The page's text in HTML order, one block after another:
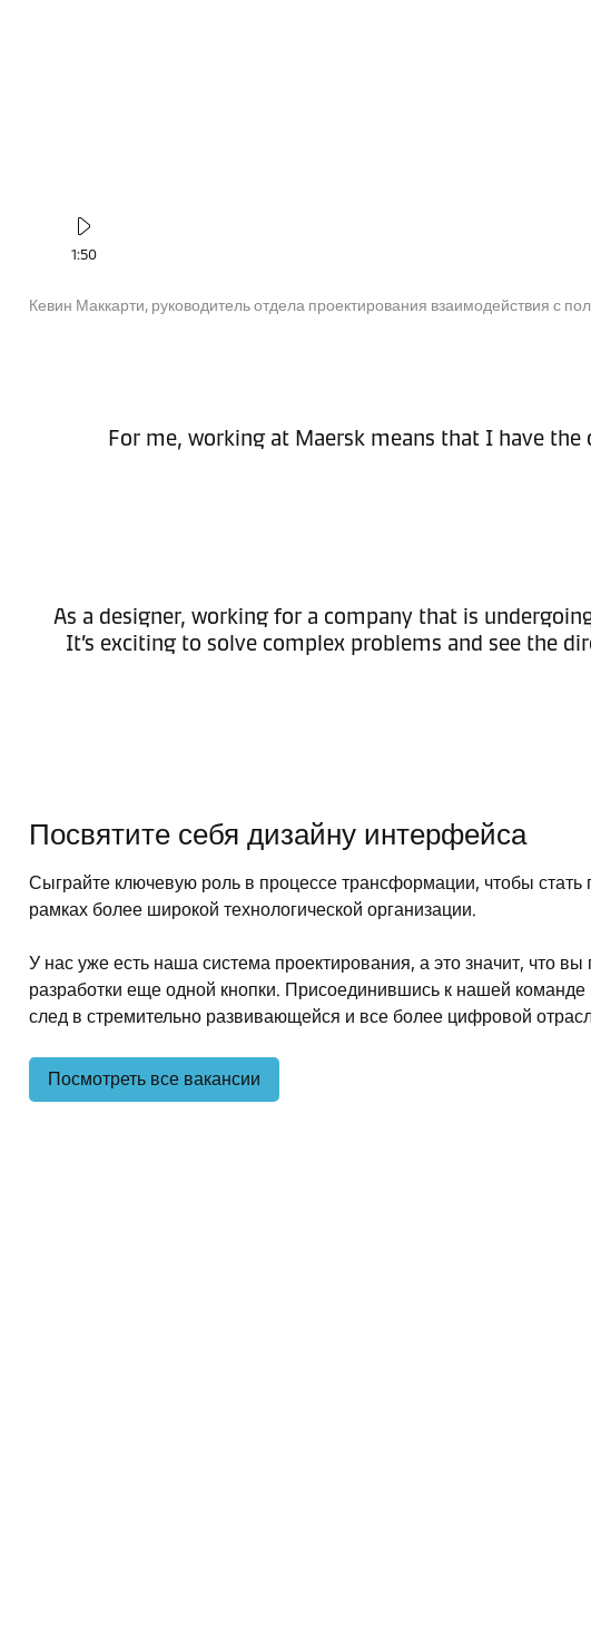
1:50
Кевин Маккарти, руководитель отдела проектирования взаимодействия с
For me, working at Maersk means that I have
As a designer, working for a company that is
It’s exciting to solve complex problems and see the
Посвятите себя дизайну интерфейса
Сыграйте ключевую роль в процессе трансформации, чтобы
рамках более широкой технологической организации.
У нас уже есть наша система проектирования, а это значит, что
разработки еще одной кнопки. Присоединившись к нашей
след в стремительно развивающейся и все более цифровой
Посмотреть все вакансии